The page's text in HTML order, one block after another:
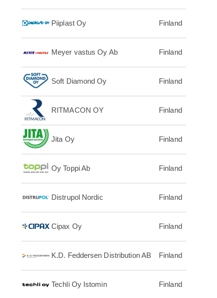
Piiplast Oy Finland
Meyer vastus Oy Ab Finland
Soft Diamond Oy Finland
RITMACON OY Finland
Jita Oy Finland
Oy Toppi Ab Finland
Distrupol Nordic Finland
Cipax Oy Finland
K.D. Feddersen Distribution AB Finland
Techli Oy Istomin Finland